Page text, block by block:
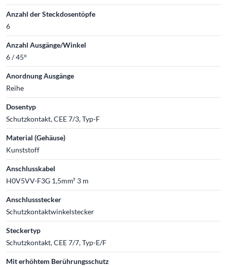
Anzahl der Steckdosentöpfe
6
Anzahl Ausgänge/Winkel
6 / 45°
Anordnung Ausgänge
Reihe
Dosentyp
Schutzkontakt, CEE 7/3, Typ-F
Material (Gehäuse)
Kunststoff
Anschlusskabel
H0V5VV-F3G 1,5mm² 3 m
Anschlussstecker
Schutzkontaktwinkelstecker
Steckertyp
Schutzkontakt, CEE 7/7, Typ-E/F
Mit erhöhtem Berührungsschutz